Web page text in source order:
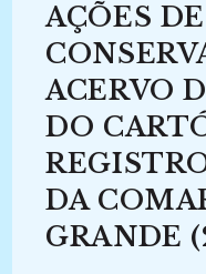
AÇÕES DE
ACERVO
DO
DA
GRANDE